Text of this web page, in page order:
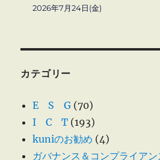
2026年7月24日(金)
カテゴリー
E S G (70)
I C T (193)
kuniのお勧め (4)
ガバナンス＆コンプライアン